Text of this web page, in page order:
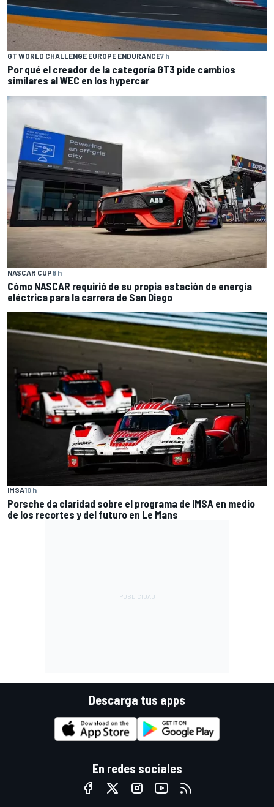
GT WORLD CHALLENGE EUROPE ENDURANCE7 h
Por qué el creador de la categoría GT3 pide cambios
similares al WEC en los hypercar
NASCAR CUP8 h
Cómo NASCAR requirió de su propia estación de energía
eléctrica para la carrera de San Diego
IMSA10 h
Porsche da claridad sobre el programa de IMSA en medio
de los recortes y del futuro en Le Mans
Descarga tus apps
En redes sociales